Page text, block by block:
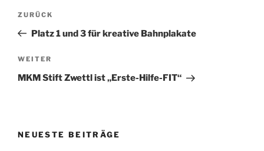
Beitragsnavigation
Vorheriger
Beitrag
ZURÜCK
Platz 1 und 3 für kreative Bahnplakate
Nächster
Beitrag
WEITER
MKM Stift Zwettl ist „Erste-Hilfe-FIT“
NEUESTE BEITRÄGE